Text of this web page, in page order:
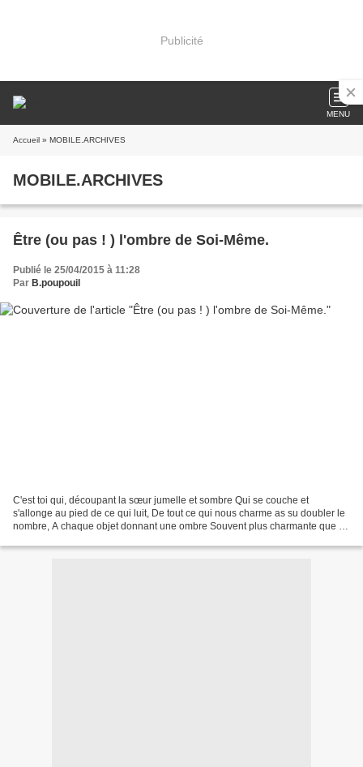
Publicité
MENU
Accueil » MOBILE.ARCHIVES
MOBILE.ARCHIVES
Être (ou pas ! ) l'ombre de Soi-Même.
Publié le 25/04/2015 à 11:28
Par B.poupouil
C'est toi qui, découpant la sœur jumelle et sombre Qui se couche et
s'allonge au pied de ce qui luit, De tout ce qui nous charme as su doubler le
nombre, A chaque objet donnant une ombre Souvent plus charmante que lui